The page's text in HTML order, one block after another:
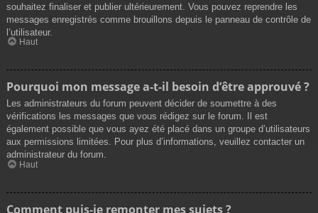
souhaitez finaliser et publier ultérieurement. Vous pouvez reprendre les
messages enregistrés comme brouillons depuis le panneau de contrôle de
l’utilisateur.
Haut
Pourquoi mon message a-t-il besoin d’être approuvé ?
Les administrateurs du forum peuvent décider de soumettre à des
vérifications les messages que vous rédigez sur le forum. Il est
également possible que vous ayez été placé dans un groupe d’utilisateurs
aux permissions limitées. Pour plus d’informations, veuillez contacter un
administrateur du forum.
Haut
Comment puis-je remonter mes sujets ?